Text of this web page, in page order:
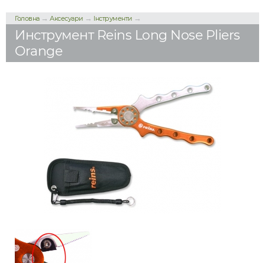
Головна→ Аксесуари → Інструменти →
Инструмент Reins Long Nose Pliers
Orange